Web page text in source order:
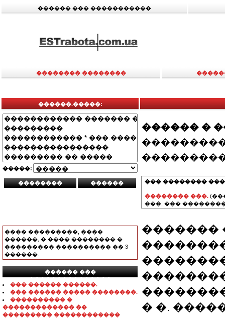
������ ��� �����������
�������� ��������
������.�����:
�����:
���� ���������, ����
������, � ���� �������� �
��������� ���������� �� 3
������.
������ ���
���������������
��� ������ ������.
��� ������ ����� ��������.
���������� �
������������� ��
��������� ������������
������ �
��� ��������
�������� ���.
���, ���
�������
� �.